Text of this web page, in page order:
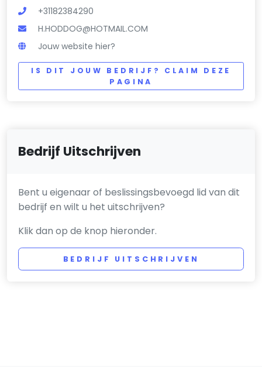
+31182384290
H.HODDOG@HOTMAIL.COM
Jouw website hier?
IS DIT JOUW BEDRIJF? CLAIM DEZE
PAGINA
Bedrijf Uitschrijven
Bent u eigenaar of beslissingsbevoegd lid van dit
bedrijf en wilt u het uitschrijven?
Klik dan op de knop hieronder.
BEDRIJF UITSCHRIJVEN